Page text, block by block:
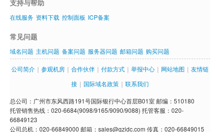
支持与帮助
在线服务 资料下载 控制面板 ICP备案
常见问题
域名问题 主机问题 备案问题 服务器问题 邮箱问题 购买问题
公司简介 | 参观机房 | 合作伙伴 | 付款方式 | 举报中心 | 网站地图 | 友情链
接 | 国际域名政策 | 联系我们
总公司：广州市东风西路191号国际银行中心首层B01室 邮编：510180
托管销售热线：020-6684(9098/9165/9090/9088) 托管客服：020-
66849123
公司总机：020-66849000 邮箱：sales@gzidc.com 传真：020-66849015